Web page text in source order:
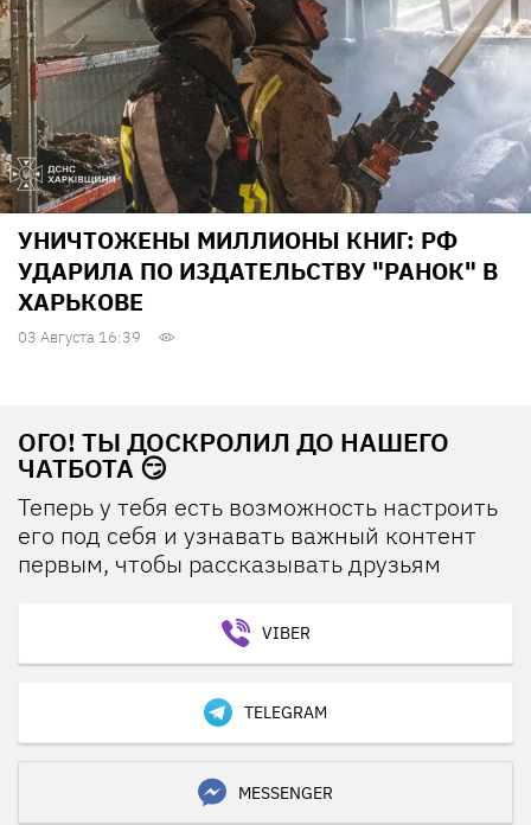
УНИЧТОЖЕНЫ МИЛЛИОНЫ КНИГ: РФ
УДАРИЛА ПО ИЗДАТЕЛЬСТВУ "РАНОК" В
ХАРЬКОВЕ
03 Августа 16:39
ОГО! ТЫ ДОСКРОЛИЛ ДО НАШЕГО
ЧАТБОТА 😏
Теперь у тебя есть возможность настроить
его под себя и узнавать важный контент
первым, чтобы рассказывать друзьям
VIBER
TELEGRAM
MESSENGER